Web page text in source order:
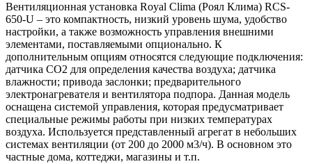
Вентиляционная установка Royal Clima (Роял Клима) RCS-
650-U – это компактность, низкий уровень шума, удобство
настройки, а также возможность управления внешними
элементами, поставляемыми опционально. К
дополнительным опциям относятся следующие подключения:
датчика CO2 для определения качества воздуха; датчика
влажности; привода заслонки; предварительного
электронагревателя и вентилятора подпора. Данная модель
оснащена системой управления, которая предусматривает
специальные режимы работы при низких температурах
воздуха. Используется представленный агрегат в небольших
системах вентиляции (от 200 до 2000 м3/ч). В основном это
частные дома, коттеджи, магазины и т.п.